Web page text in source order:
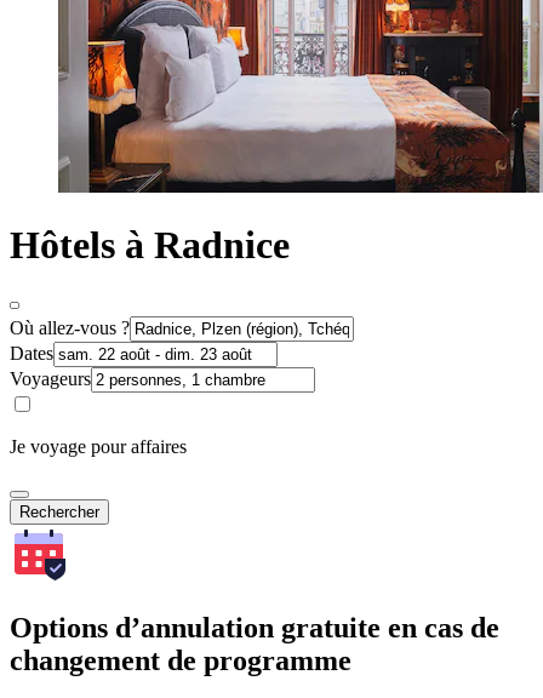
Hôtels à Radnice
Où allez-vous ?
Dates
Voyageurs
Je voyage pour affaires
Rechercher
Options d’annulation gratuite en cas de
changement de programme